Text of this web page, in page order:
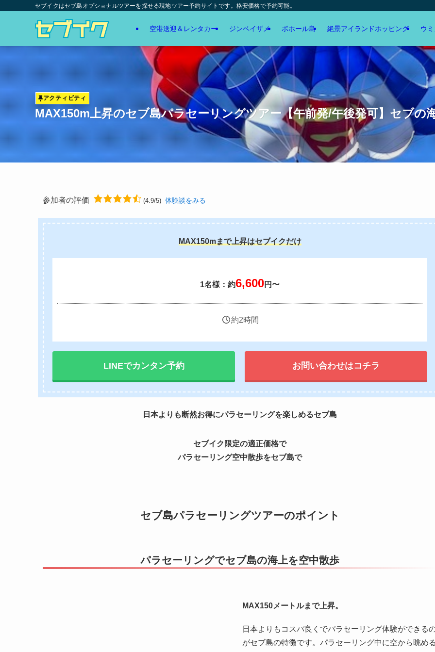
セブイクはセブ島オプショナルツアーを探せる現地ツアー予約サイトです。格安価格で予約可能。
空港送迎＆レンタカー ジンベイザメ ボホール島 絶景アイランドホッピング ウ
アクティビティ
MAX150m上昇のセブ島パラセーリングツアー【午前発/午後発可】セブの
参加者の評価 (4.9/5) 体験談をみる
MAX150mまで上昇はセブイクだけ
1名様：約6,600円〜
約2時間
LINEでカンタン予約 お問い合わせはコチラ
日本よりも断然お得にパラセーリングを楽しめるセブ島
セブイク限定の適正価格で
パラセーリング空中散歩をセブ島で
セブ島パラセーリングツアーのポイント
パラセーリングでセブ島の海上を空中散歩
MAX150メートルまで上昇。
日本よりもコスパ良くでパラセーリング体験ができる
がセブ島の特徴です。パラセーリング中に空から眺め